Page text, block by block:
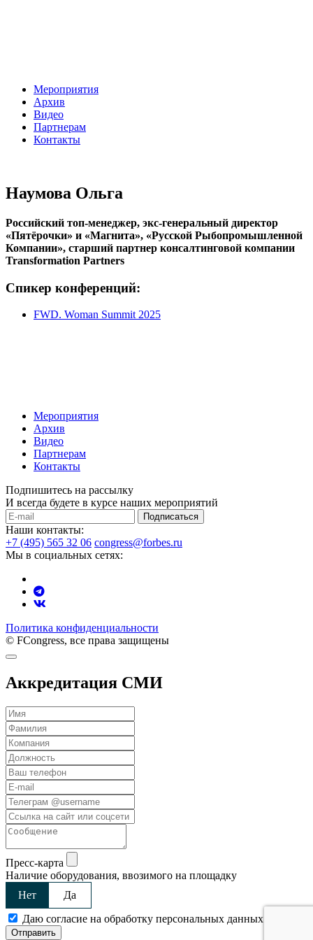
Мероприятия
Архив
Видео
Партнерам
Контакты
Наумова Ольга
Российский топ-менеджер, экс-генеральный директор
«Пятёрочки» и «Магнита», «Русской Рыбопромышленной
Компании», старший партнер консалтинговой компании
Transformation Partners
Спикер конференций:
FWD. Woman Summit 2025
Мероприятия
Архив
Видео
Партнерам
Контакты
Подпишитесь на рассылку
И всегда будете в курсе наших мероприятий
Подписаться
Наши контакты:
+7 (495) 565 32 06 congress@forbes.ru
Мы в социальных сетях:
Политика конфиденциальности
© FCongress, все права защищены
Аккредитация СМИ
Пресс-карта
Наличие оборудования, ввозимого на площадку
Нет
Да
Даю согласие на обработку персональных данных
Отправить